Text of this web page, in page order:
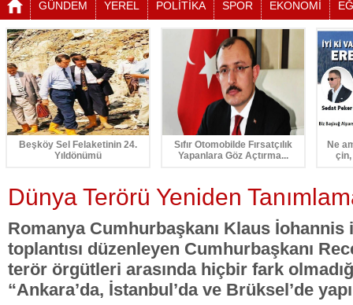
GÜNDEM YEREL POLİTİKA SPOR EKONOMİ
Beşköy Sel Felaketinin 24.
Yıldönümü
Sıfır Otomobilde Fırsatçılık
Yapanlara Göz Açtırma...
Ne
Dünya Terörü Yeniden
Romanya Cumhurbaşkanı Klaus İohannis
toplantısı düzenleyen Cumhurbaşkanı
terör örgütleri arasında hiçbir fark
“Ankara’da, İstanbul’da ve Brüksel’de